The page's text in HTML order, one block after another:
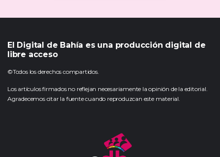
El Digital de Bahía es una producción digital de
libre acceso
©Todos los derechos compartidos.
Los artículos firmados no reflejan necesariamente la opinión de la editorial.
Agradecemos citar la fuente cuando reproduzcan este material.